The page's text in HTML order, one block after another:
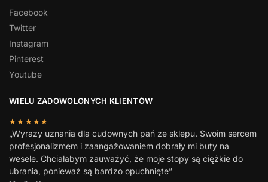
Facebook
Twitter
Instagram
Pinterest
Youtube
WIELU ZADOWOLONYCH KLIENTÓW
★★★★★
„Wyrazy uznania dla cudownych pań ze sklepu. Swoim sercem
profesjonalizmem i zaangażowaniem dobrały mi buty na
wesele. Chciałabym zauważyć, że moje stopy są ciężkie do
ubrania, ponieważ są bardzo opuchnięte”